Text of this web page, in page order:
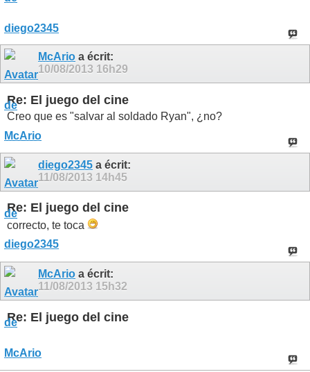
McArio a écrit:
10/08/2013 16h29
Re: El juego del cine
Creo que es "salvar al soldado Ryan", ¿no?
diego2345 a écrit:
11/08/2013 14h45
Re: El juego del cine
correcto, te toca
McArio a écrit:
11/08/2013 15h32
Re: El juego del cine